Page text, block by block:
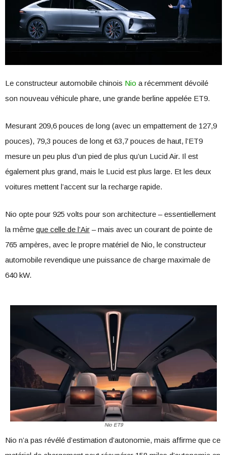
Le constructeur automobile chinois Nio a récemment dévoilé
son nouveau véhicule phare, une grande berline appelée ET9.
Mesurant 209,6 pouces de long (avec un empattement de 127,9
pouces), 79,3 pouces de long et 63,7 pouces de haut, l’ET9
mesure un peu plus d’un pied de plus qu’un Lucid Air. Il est
également plus grand, mais le Lucid est plus large. Et les deux
voitures mettent l’accent sur la recharge rapide.
Nio opte pour 925 volts pour son architecture – essentiellement
la même que celle de l’Air – mais avec un courant de pointe de
765 ampères, avec le propre matériel de Nio, le constructeur
automobile revendique une puissance de charge maximale de
640 kW.
Nio ET9
Nio n’a pas révélé d’estimation d’autonomie, mais affirme que ce